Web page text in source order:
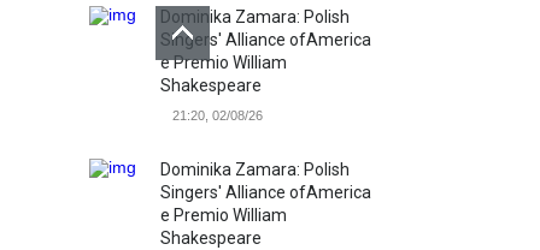
Dominika Zamara: Polish
Singers' Alliance ofAmerica
e Premio William
Shakespeare
21:20, 02/08/26
Dominika Zamara: Polish
Singers' Alliance ofAmerica
e Premio William
Shakespeare